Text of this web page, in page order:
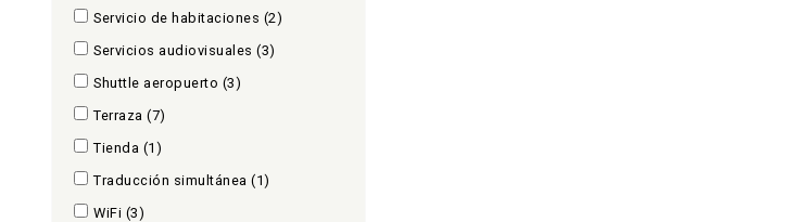
Servicio de habitaciones (2)
Servicios audiovisuales (3)
Shuttle aeropuerto (3)
Terraza (7)
Tienda (1)
Traducción simultánea (1)
WiFi (3)